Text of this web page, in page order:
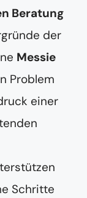
Beratung
der
Messie
Problem
einer
Schritte